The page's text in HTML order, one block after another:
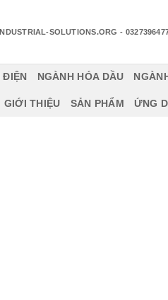
SOLUTIONS.ORG -
ĐIỆN NGÀNH HÓA DẦU
GIỚI THIỆU SẢN PHẨM ỨNG